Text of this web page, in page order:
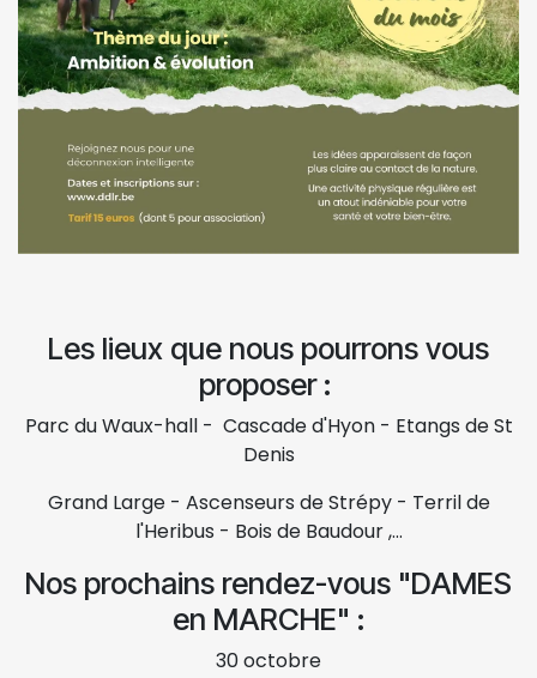
Les lieux que nous pourrons vous
proposer :
Parc du Waux-hall - Cascade d'Hyon - Etangs de St
Denis
Grand Large - Ascenseurs de Strépy - Terril de
l'Heribus - Bois de Baudour ,...
Nos prochains rendez-vous "DAMES
en MARCHE" :
30 octobre